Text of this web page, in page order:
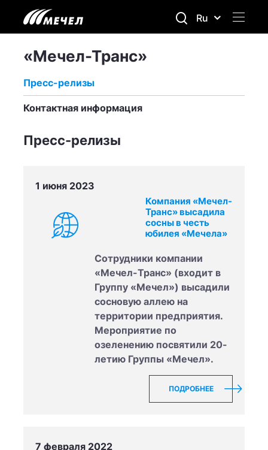
Ru
«Мечел-Транс»
Пресс-релизы
1 июня 2023
Компания «Мечел-
Транс» высадила
сосны в честь
юбилея «Мечела»
Сотрудники компании
«Мечел-Транс» (входит в
Группу «Мечел») высадили
сосновую аллею на
территории предприятия.
Мероприятие по
озеленению посвятили 20-
летию Группы «Мечел».
ПОДРОБНЕЕ
7 февраля 2022
Пресс-релизы
Контактная информация